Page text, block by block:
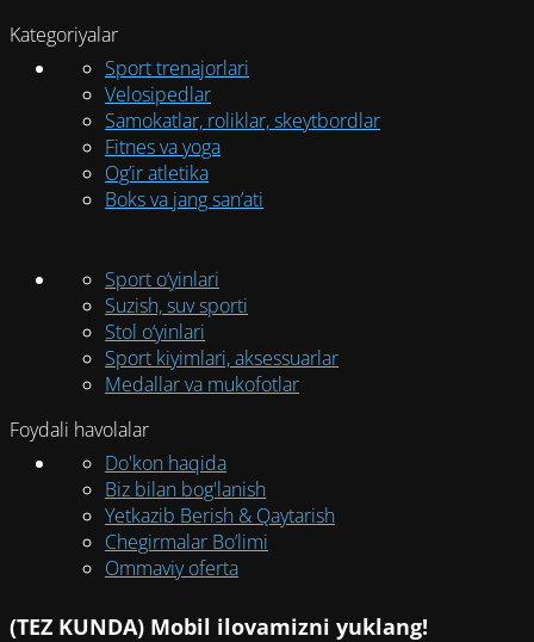
Kategoriyalar
Sport trenajorlari
Velosipedlar
Samokatlar, roliklar, skeytbordlar
Fitnes va yoga
Og’ir atletika
Boks va jang san’ati
Sport o‘yinlari
Suzish, suv sporti
Stol o‘yinlari
Sport kiyimlari, aksessuarlar
Medallar va mukofotlar
Foydali havolalar
Do'kon haqida
Biz bilan bog'lanish
Yetkazib Berish & Qaytarish
Chegirmalar Bo’limi
Ommaviy oferta
(TEZ KUNDA) Mobil ilovamizni yuklang!